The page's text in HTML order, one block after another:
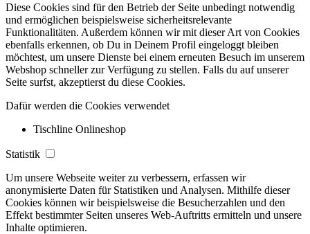
Diese Cookies sind für den Betrieb der Seite unbedingt notwendig
und ermöglichen beispielsweise sicherheitsrelevante
Funktionalitäten. Außerdem können wir mit dieser Art von Cookies
ebenfalls erkennen, ob Du in Deinem Profil eingeloggt bleiben
möchtest, um unsere Dienste bei einem erneuten Besuch im unserem
Webshop schneller zur Verfügung zu stellen. Falls du auf unserer
Seite surfst, akzeptierst du diese Cookies.
Dafür werden die Cookies verwendet
Tischline Onlineshop
Statistik
Um unsere Webseite weiter zu verbessern, erfassen wir
anonymisierte Daten für Statistiken und Analysen. Mithilfe dieser
Cookies können wir beispielsweise die Besucherzahlen und den
Effekt bestimmter Seiten unseres Web-Auftritts ermitteln und unsere
Inhalte optimieren.